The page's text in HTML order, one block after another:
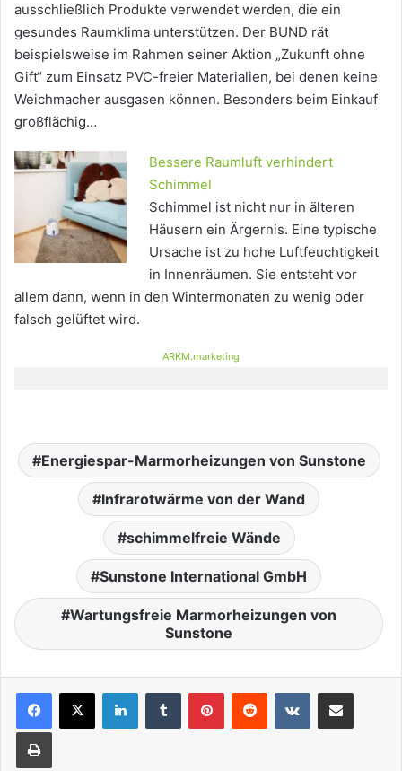
ausschließlich Produkte verwendet werden, die ein
gesundes Raumklima unterstützen. Der BUND rät
beispielsweise im Rahmen seiner Aktion „Zukunft ohne
Gift“ zum Einsatz PVC-freier Materialien, bei denen keine
Weichmacher ausgasen können. Besonders beim Einkauf
großflächig…
Bessere Raumluft verhindert
Schimmel
Schimmel ist nicht nur in älteren
Häusern ein Ärgernis. Eine typische
Ursache ist zu hohe Luftfeuchtigkeit
in Innenräumen. Sie entsteht vor
allem dann, wenn in den Wintermonaten zu wenig oder
falsch gelüftet wird.
ARKM.marketing
Energiespar-Marmorheizungen von Sunstone
Infrarotwärme von der Wand
schimmelfreie Wände
Sunstone International GmbH
Wartungsfreie Marmorheizungen von
Sunstone